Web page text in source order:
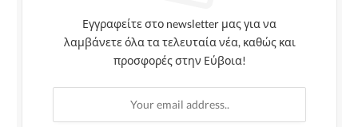
Εγγραφείτε στο newsletter μας για να
λαμβάνετε όλα τα τελευταία νέα, καθώς και
προσφορές στην Εύβοια!